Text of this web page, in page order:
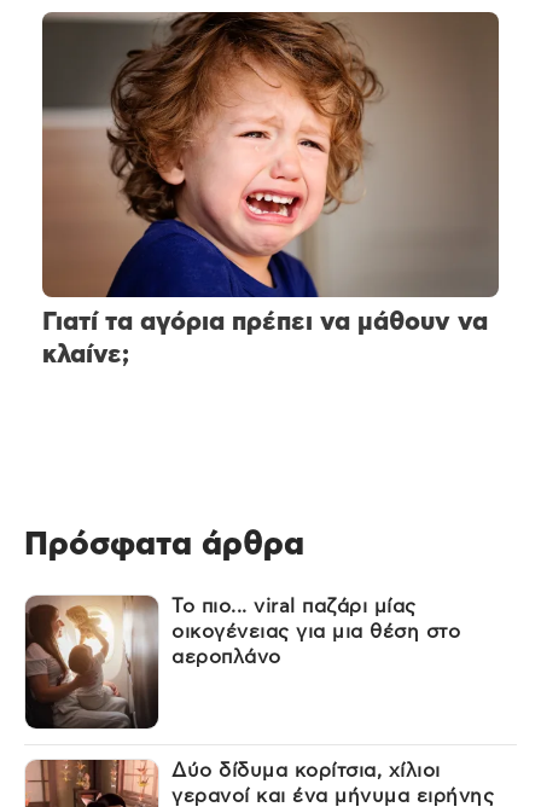
Γιατί τα αγόρια πρέπει να μάθουν να
κλαίνε;
Πρόσφατα άρθρα
Το πιο... viral παζάρι μίας
οικογένειας για μια θέση στο
αεροπλάνο
Δύο δίδυμα κορίτσια, χίλιοι
γερανοί και ένα μήνυμα ειρήνης